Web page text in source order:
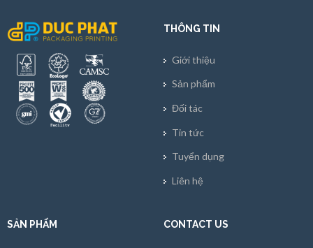
THÔNG TIN
Giới thiệu
Sản phẩm
Đối tác
Tin tức
Tuyển dụng
Liên hệ
SẢN PHẨM CONTACT US